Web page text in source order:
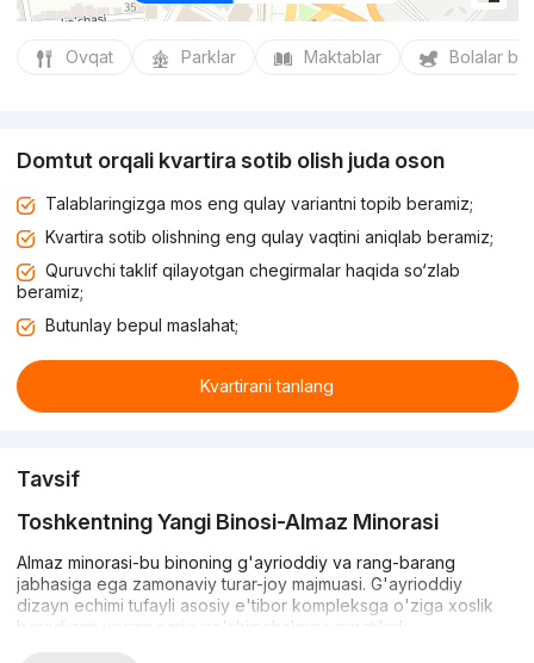
Ovqat Parklar Maktablar Bolalar
Domtut orqali kvartira sotib olish juda oson
Talablaringizga mos eng qulay variantni topib beramiz;
Kvartira sotib olishning eng qulay vaqtini aniqlab beramiz;
Quruvchi taklif qilayotgan chegirmalar haqida so‘zlab
beramiz;
Butunlay bepul maslahat;
Kvartirani tanlang
Tavsif
Toshkentning Yangi Binosi-Almaz Minorasi
Almaz minorasi-bu binoning g'ayrioddiy va rang-barang
jabhasiga ega zamonaviy turar-joy majmuasi. G'ayrioddiy
dizayn echimi tufayli asosiy e'tibor kompleksga o'ziga xoslik
beradigan yorqin sariq qo'shimchalarga qaratiladi.